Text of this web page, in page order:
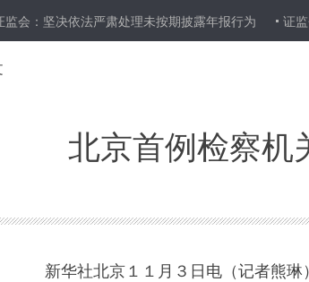
决依法严肃处理未按期披露年报行为 证监会：继
北京首例检察机
新华社北京１１月３日电（记者熊琳